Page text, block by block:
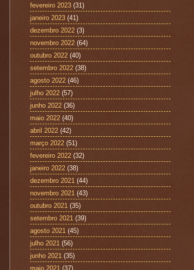
fevereiro 2023 (31)
janeiro 2023 (41)
dezembro 2022 (3)
novembro 2022 (64)
outubro 2022 (40)
setembro 2022 (38)
agosto 2022 (46)
julho 2022 (57)
junho 2022 (36)
maio 2022 (40)
abril 2022 (42)
março 2022 (51)
fevereiro 2022 (32)
janeiro 2022 (38)
dezembro 2021 (44)
novembro 2021 (43)
outubro 2021 (35)
setembro 2021 (39)
agosto 2021 (45)
julho 2021 (56)
junho 2021 (35)
maio 2021 (37)